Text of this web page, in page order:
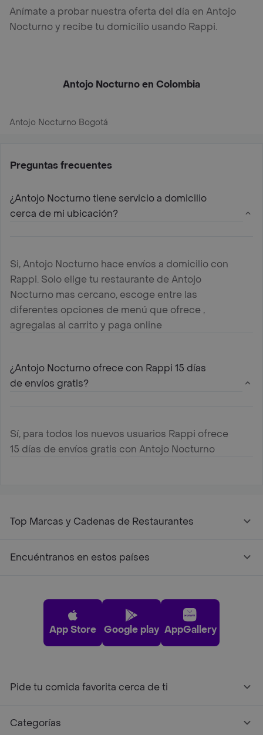
Anímate a probar nuestra oferta del día en Antojo
Nocturno y recibe tu domicilio usando Rappi.
Antojo Nocturno en Colombia
Antojo Nocturno Bogotá
Preguntas frecuentes
¿Antojo Nocturno tiene servicio a domicilio
cerca de mi ubicación?
Si, Antojo Nocturno hace envíos a domicilio con
Rappi. Solo elige tu restaurante de Antojo
Nocturno mas cercano, escoge entre las
diferentes opciones de menú que ofrece ,
agregalas al carrito y paga online
¿Antojo Nocturno ofrece con Rappi 15 días
de envíos gratis?
Sí, para todos los nuevos usuarios Rappi ofrece
15 días de envíos gratis con Antojo Nocturno
Top Marcas y Cadenas de Restaurantes
Encuéntranos en estos países
App Store Google play AppGallery
Pide tu comida favorita cerca de ti
Categorías